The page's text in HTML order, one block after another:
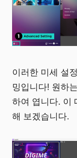
이러한 미세 설
밍입니다! 원하
하여 엽니다. 이
해 보겠습니다.